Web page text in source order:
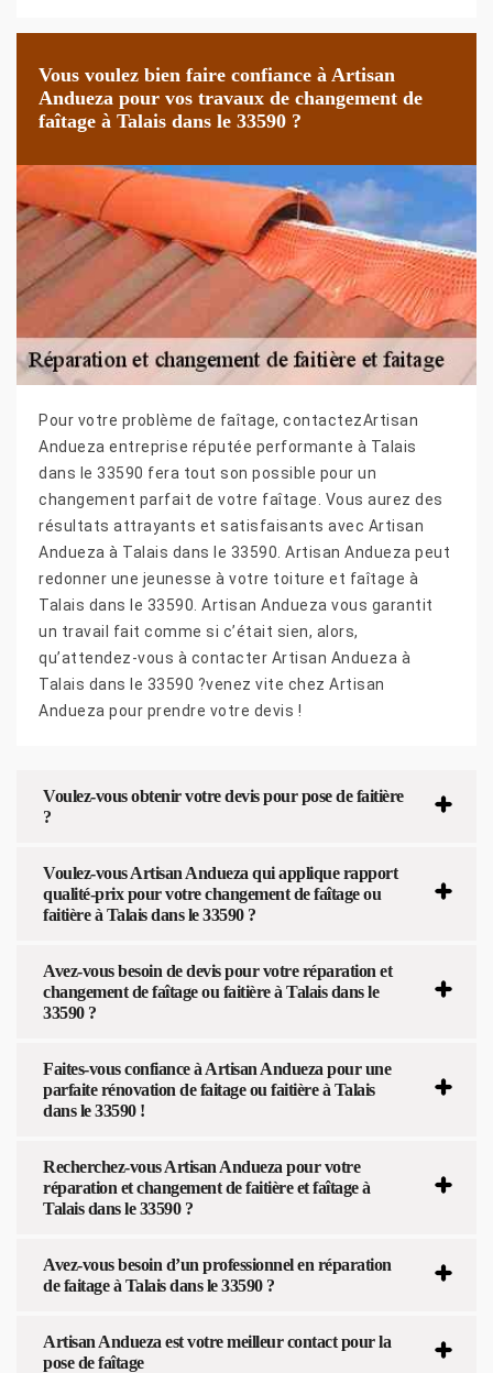
Vous voulez bien faire confiance à Artisan
Andueza pour vos travaux de changement de
faîtage à Talais dans le 33590 ?
Pour votre problème de faîtage, contactezArtisan
Andueza entreprise réputée performante à Talais
dans le 33590 fera tout son possible pour un
changement parfait de votre faîtage. Vous aurez des
résultats attrayants et satisfaisants avec Artisan
Andueza à Talais dans le 33590. Artisan Andueza peut
redonner une jeunesse à votre toiture et faîtage à
Talais dans le 33590. Artisan Andueza vous garantit
un travail fait comme si c’était sien, alors,
qu’attendez-vous à contacter Artisan Andueza à
Talais dans le 33590 ?venez vite chez Artisan
Andueza pour prendre votre devis !
Voulez-vous obtenir votre devis pour pose de faitière
?
Voulez-vous Artisan Andueza qui applique rapport
qualité-prix pour votre changement de faîtage ou
faitière à Talais dans le 33590 ?
Avez-vous besoin de devis pour votre réparation et
changement de faîtage ou faitière à Talais dans le
33590 ?
Faites-vous confiance à Artisan Andueza pour une
parfaite rénovation de faitage ou faitière à Talais
dans le 33590 !
Recherchez-vous Artisan Andueza pour votre
réparation et changement de faitière et faîtage à
Talais dans le 33590 ?
Avez-vous besoin d’un professionnel en réparation
de faitage à Talais dans le 33590 ?
Artisan Andueza est votre meilleur contact pour la
pose de faîtage